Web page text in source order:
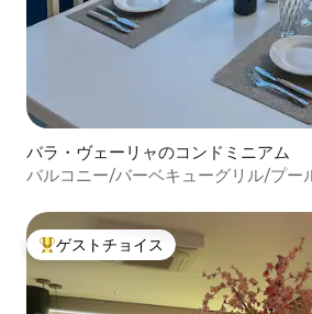
バラ・ヴェーリャのコンドミニアム
バルコニー/バーベキューグリル/プー
大好評のゲストチョイスです。
ゲストチョイス